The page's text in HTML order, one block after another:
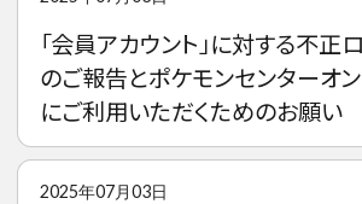
「会員アカウント」に対する不正
のご報告とポケモンセンターオ
にご利用いただくためのお願い
2025年07月03日